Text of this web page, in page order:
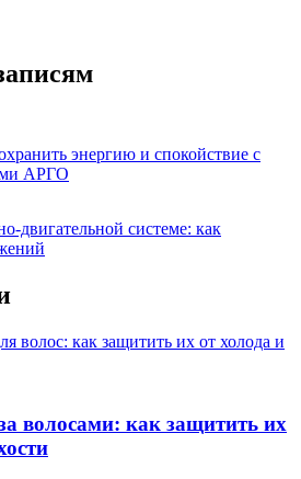
энергию и спокойствие с
АРГО
двигательной системе: как
волосами: как защитить их